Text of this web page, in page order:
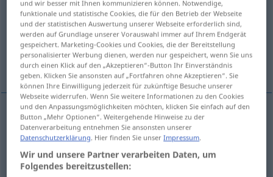
Übersicht aller Übersetzungen
(Für mehr Details die Übersetzung anklicken/antippen)
Fehler, Macke
Fehlerm feler
Macke f feler
und wir besser mit Ihnen kommunizieren können. Notwendige,
funktionale und statistische Cookies, die für den Betrieb der Webseite
und der statistischen Auswertung unserer Webseite erforderlich sind,
werden auf Grundlage unserer Vorauswahl immer auf Ihrem Endgerät
gespeichert. Marketing-Cookies und Cookies, die der Bereitstellung
personalisierter Werbung dienen, werden nur gespeichert, wenn Sie uns
durch einen Klick auf den „Akzeptieren“-Button Ihr Einverständnis
geben. Klicken Sie ansonsten auf „Fortfahren ohne Akzeptieren“. Sie
können Ihre Einwilligung jederzeit für zukünftige Besuche unserer
Webseite widerrufen. Wenn Sie weitere Informationen zu den Cookies
und den Anpassungsmöglichkeiten möchten, klicken Sie einfach auf den
Button „Mehr Optionen“. Weitergehende Hinweise zu der
Datenverarbeitung entnehmen Sie ansonsten unserer
Datenschutzerklärung. Hier finden Sie unserImpressum.
Wir und unsere Partner verarbeiten Daten, um
Folgendes bereitzustellen: